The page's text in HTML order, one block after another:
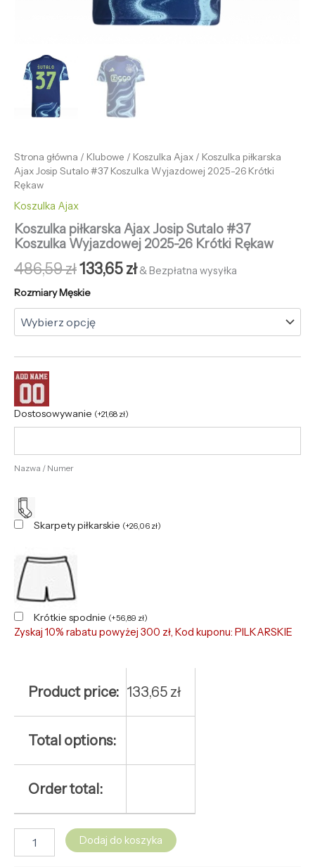
Strona główna / Klubowe / Koszulka Ajax / Koszulka piłkarska
Ajax Josip Sutalo #37 Koszulka Wyjazdowej 2025-26 Krótki
Rękaw
Koszulka Ajax
Koszulka piłkarska Ajax Josip Sutalo #37
Koszulka Wyjazdowej 2025-26 Krótki Rękaw
486,59zł133,65zł & Bezpłatna wysyłka
Rozmiary Męskie
Dostosowywanie (+21,68 zł)
Nazwa / Numer
Skarpety piłkarskie (+26,06 zł)
Krótkie spodnie (+56,89 zł)
Zyskaj 10% rabatu powyżej 300 zł, Kod kuponu: PILKARSKIE
Product price: 133,65 zł
Total options:
Order total:
Dodaj do koszyka